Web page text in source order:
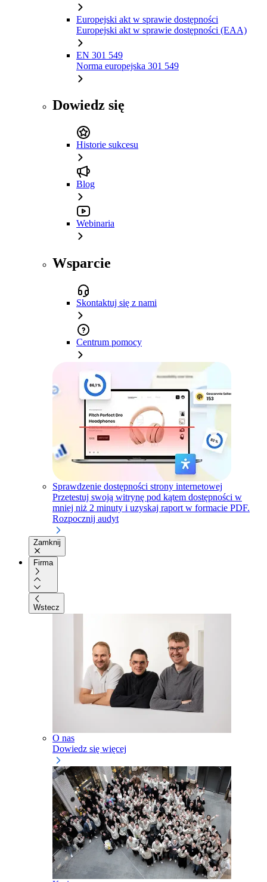
Europejski akt w sprawie dostępności
Europejski akt w sprawie dostępności (EAA)
EN 301 549
Norma europejska 301 549
Dowiedz się
Historie sukcesu
Blog
Webinaria
Wsparcie
Skontaktuj się z nami
Centrum pomocy
Sprawdzenie dostępności strony internetowej
Przetestuj swoją witrynę pod kątem dostępności w
mniej niż 2 minuty i uzyskaj raport w formacie PDF.
Rozpocznij audyt
Zamknij
Firma
Wstecz
O nas
Dowiedz się więcej